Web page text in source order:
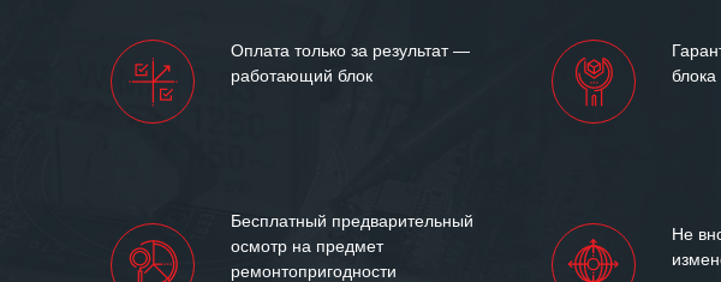
Оплата только за результат —
работающий блок
Бесплатный предварительный
осмотр на предмет
ремонтопригодности
Не